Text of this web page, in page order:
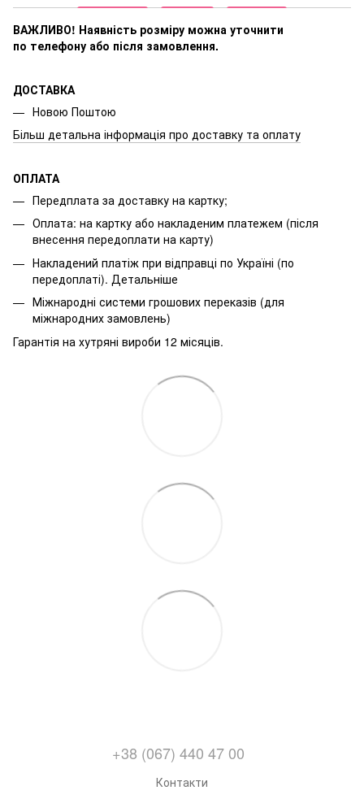
ВАЖЛИВО! Наявність розміру можна уточнити
по телефону або після замовлення.
ДОСТАВКА
Новою Поштою
Більш детальна інформація про доставку та оплату
ОПЛАТА
Передплата за доставку на картку;
Оплата: на картку або накладеним платежем (після
внесення передоплати на карту)
Накладений платіж при відправці по Україні (по
передоплаті). Детальніше
Міжнародні системи грошових переказів (для
міжнародних замовлень)
Гарантія на хутряні вироби 12 місяців.
+38 (067) 440 47 00
Контакти